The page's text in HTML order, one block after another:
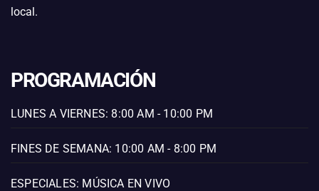
local.
PROGRAMACIÓN
LUNES A VIERNES: 8:00 AM - 10:00 PM
FINES DE SEMANA: 10:00 AM - 8:00 PM
ESPECIALES: MÚSICA EN VIVO